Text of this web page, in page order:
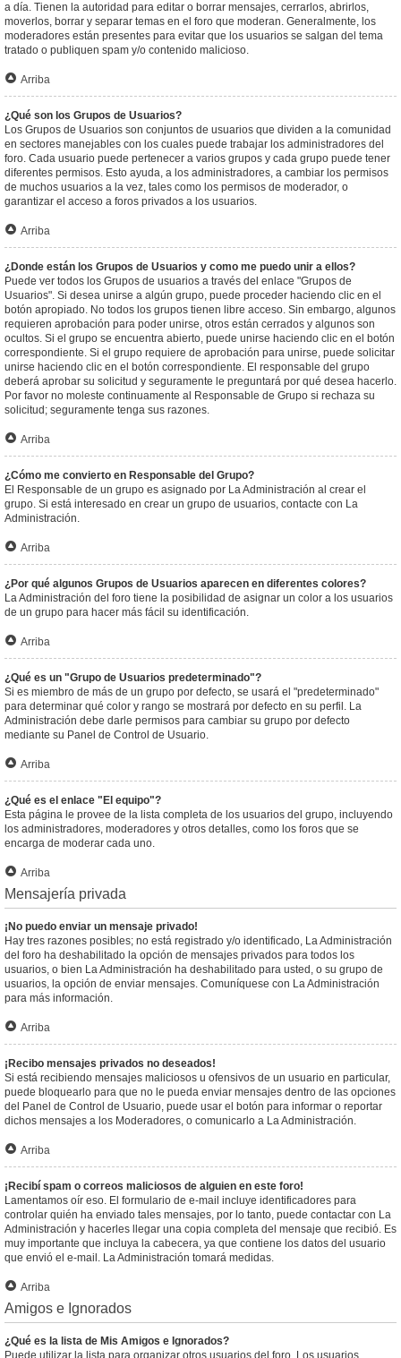
a día. Tienen la autoridad para editar o borrar mensajes, cerrarlos, abrirlos,
moverlos, borrar y separar temas en el foro que moderan. Generalmente, los
moderadores están presentes para evitar que los usuarios se salgan del tema
tratado o publiquen spam y/o contenido malicioso.
Arriba
¿Qué son los Grupos de Usuarios?
Los Grupos de Usuarios son conjuntos de usuarios que dividen a la comunidad
en sectores manejables con los cuales puede trabajar los administradores del
foro. Cada usuario puede pertenecer a varios grupos y cada grupo puede tener
diferentes permisos. Esto ayuda, a los administradores, a cambiar los permisos
de muchos usuarios a la vez, tales como los permisos de moderador, o
garantizar el acceso a foros privados a los usuarios.
Arriba
¿Donde están los Grupos de Usuarios y como me puedo unir a ellos?
Puede ver todos los Grupos de usuarios a través del enlace "Grupos de
Usuarios". Si desea unirse a algún grupo, puede proceder haciendo clic en el
botón apropiado. No todos los grupos tienen libre acceso. Sin embargo, algunos
requieren aprobación para poder unirse, otros están cerrados y algunos son
ocultos. Si el grupo se encuentra abierto, puede unirse haciendo clic en el botón
correspondiente. Si el grupo requiere de aprobación para unirse, puede solicitar
unirse haciendo clic en el botón correspondiente. El responsable del grupo
deberá aprobar su solicitud y seguramente le preguntará por qué desea hacerlo.
Por favor no moleste continuamente al Responsable de Grupo si rechaza su
solicitud; seguramente tenga sus razones.
Arriba
¿Cómo me convierto en Responsable del Grupo?
El Responsable de un grupo es asignado por La Administración al crear el
grupo. Si está interesado en crear un grupo de usuarios, contacte con La
Administración.
Arriba
¿Por qué algunos Grupos de Usuarios aparecen en diferentes colores?
La Administración del foro tiene la posibilidad de asignar un color a los usuarios
de un grupo para hacer más fácil su identificación.
Arriba
¿Qué es un "Grupo de Usuarios predeterminado"?
Si es miembro de más de un grupo por defecto, se usará el "predeterminado"
para determinar qué color y rango se mostrará por defecto en su perfil. La
Administración debe darle permisos para cambiar su grupo por defecto
mediante su Panel de Control de Usuario.
Arriba
¿Qué es el enlace "El equipo"?
Esta página le provee de la lista completa de los usuarios del grupo, incluyendo
los administradores, moderadores y otros detalles, como los foros que se
encarga de moderar cada uno.
Arriba
Mensajería privada
¡No puedo enviar un mensaje privado!
Hay tres razones posibles; no está registrado y/o identificado, La Administración
del foro ha deshabilitado la opción de mensajes privados para todos los
usuarios, o bien La Administración ha deshabilitado para usted, o su grupo de
usuarios, la opción de enviar mensajes. Comuníquese con La Administración
para más información.
Arriba
¡Recibo mensajes privados no deseados!
Si está recibiendo mensajes maliciosos u ofensivos de un usuario en particular,
puede bloquearlo para que no le pueda enviar mensajes dentro de las opciones
del Panel de Control de Usuario, puede usar el botón para informar o reportar
dichos mensajes a los Moderadores, o comunicarlo a La Administración.
Arriba
¡Recibí spam o correos maliciosos de alguien en este foro!
Lamentamos oír eso. El formulario de e-mail incluye identificadores para
controlar quién ha enviado tales mensajes, por lo tanto, puede contactar con La
Administración y hacerles llegar una copia completa del mensaje que recibió. Es
muy importante que incluya la cabecera, ya que contiene los datos del usuario
que envió el e-mail. La Administración tomará medidas.
Arriba
Amigos e Ignorados
¿Qué es la lista de Mis Amigos e Ignorados?
Puede utilizar la lista para organizar otros usuarios del foro. Los usuarios